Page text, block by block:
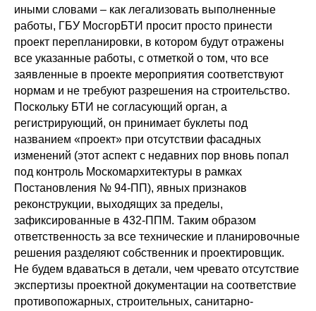
иными словами – как легализовать выполненные
работы, ГБУ МосгорБТИ просит просто принести
проект перепланировки, в котором будут отражены
все указанные работы, с отметкой о том, что все
заявленные в проекте мероприятия соответствуют
нормам и не требуют разрешения на строительство.
Поскольку БТИ не согласующий орган, а
регистрирующий, он принимает буклеты под
названием «проект» при отсутствии фасадных
изменений (этот аспект с недавних пор вновь попал
под контроль Москомархитектуры в рамках
Постановления № 94-ПП), явных признаков
реконструкции, выходящих за пределы,
зафиксированные в 432-ППМ. Таким образом
ответственность за все технические и планировочные
решения разделяют собственник и проектировщик.
Не будем вдаваться в детали, чем чревато отсутствие
экспертизы проектной документации на соответствие
противопожарных, строительных, санитарно-